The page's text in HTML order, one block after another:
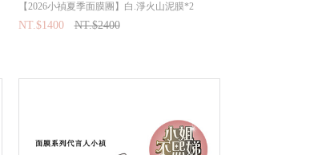
【2026小禎夏季面膜團】白.淨火山泥膜*2
NT.$1400 NT.$2400